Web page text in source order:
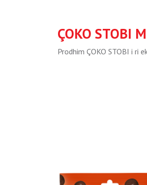
ÇOKO STOBI
Prodhim ÇOKO STOBI i ri